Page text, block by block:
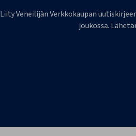
Liity Veneilijän Verkkokaupan
joukossa.